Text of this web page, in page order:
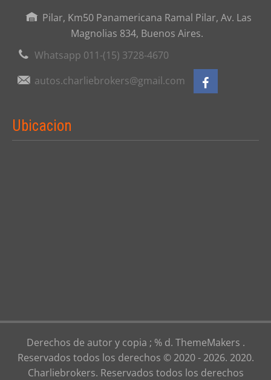
Pilar, Km50 Panamericana Ramal Pilar, Av. Las
Magnolias 834, Buenos Aires.
Whatsapp 011-(15) 3728-4670
autos.charliebrokers@gmail.com
Ubicacion
Derechos de autor y copia ; % d. ThemeMakers .
Reservados todos los derechos © 2020 - 2026. 2020.
Charliebrokers. Reservados todos los derechos